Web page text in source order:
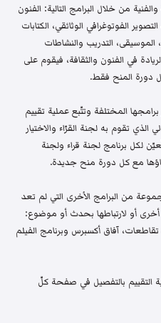
من خلال البرامج التالية: الفنون
الفوتوغرافي الوثائقي، الكتابات
الموسيقى، التدريب والنشاطات
في الفنون والثقافة، فيقوم على
دورة المنح فقط.
نحو 1500 طلب عبر برامجها المختلفة وتتّبع عملية تقييم
الذي تقوم به لجنة القرّاء والاختيار
لكل برنامج لجنة قراء ولجنة
مع كل دورة منح جديدة.
من البرامج الأخرى التي لم تعد
أخرى أو لارتباطها بحدث أو موضوع:
تقاطعات، آفاق أكسبرس وبرنامج الفيلم
التقييم بالتفصيل في صفحة كلّ